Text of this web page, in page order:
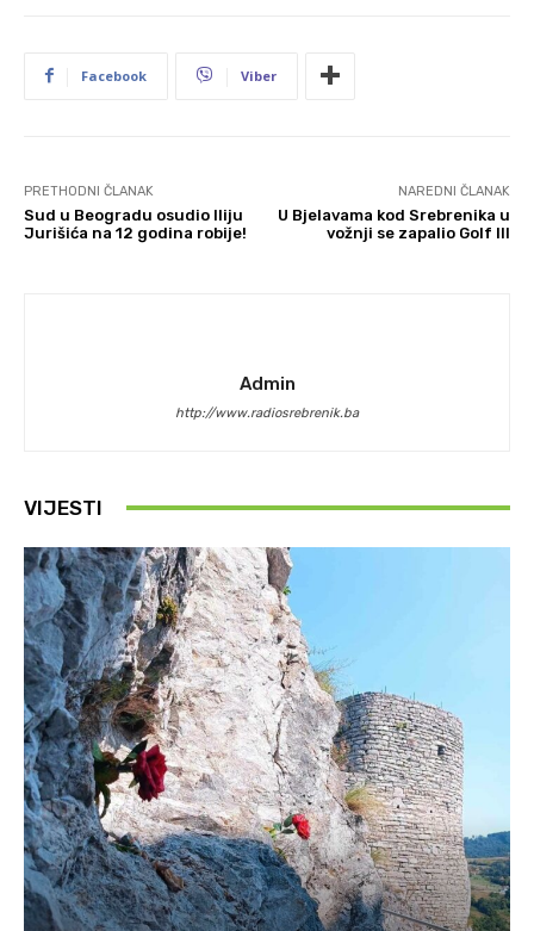
Facebook Viber
PRETHODNI ČLANAK
Sud u Beogradu osudio Iliju
Jurišića na 12 godina robije!
NAREDNI ČLANAK
U Bjelavama kod Srebrenika u
vožnji se zapalio Golf III
Admin
http://www.radiosrebrenik.ba
VIJESTI